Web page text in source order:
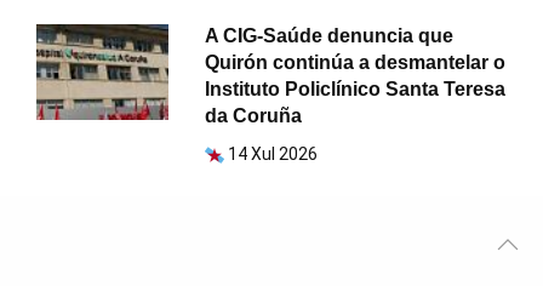
A CIG-Saúde denuncia que
Quirón continúa a desmantelar o
Instituto Policlínico Santa Teresa
da Coruña
14 Xul 2026